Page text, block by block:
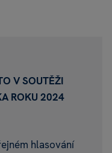
V SOUTĚŽI
ROKU 2024
hlasování